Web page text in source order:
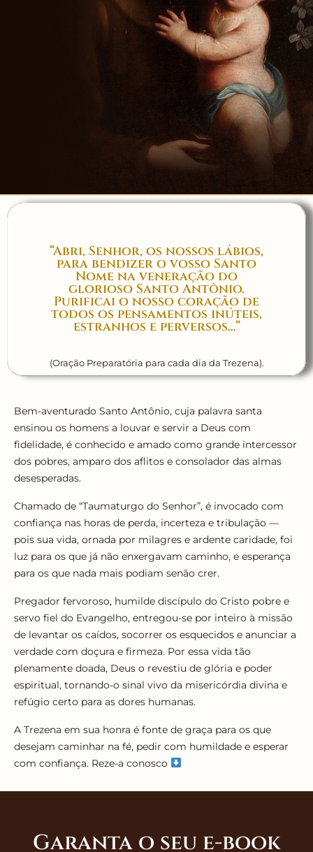
“Abri, Senhor, os nossos lábios,
para bendizer o vosso Santo
Nome na veneração do
glorioso Santo Antônio.
Purificai o nosso coração de
todos os pensamentos inúteis,
estranhos e perversos…”
(Oração Preparatória para cada dia da Trezena).
Bem-aventurado Santo Antônio, cuja palavra santa
ensinou os homens a louvar e servir a Deus com
fidelidade, é conhecido e amado como grande intercessor
dos pobres, amparo dos aflitos e consolador das almas
desesperadas.
Chamado de “Taumaturgo do Senhor”, é invocado com
confiança nas horas de perda, incerteza e tribulação —
pois sua vida, ornada por milagres e ardente caridade, foi
luz para os que já não enxergavam caminho, e esperança
para os que nada mais podiam senão crer.
Pregador fervoroso, humilde discípulo do Cristo pobre e
servo fiel do Evangelho, entregou-se por inteiro à missão
de levantar os caídos, socorrer os esquecidos e anunciar a
verdade com doçura e firmeza. Por essa vida tão
plenamente doada, Deus o revestiu de glória e poder
espiritual, tornando-o sinal vivo da misericórdia divina e
refúgio certo para as dores humanas.
A Trezena em sua honra é fonte de graça para os que
desejam caminhar na fé, pedir com humildade e esperar
com confiança. Reze-a conosco
Garanta o seu e-book